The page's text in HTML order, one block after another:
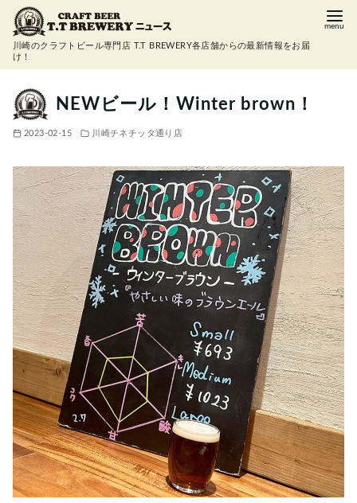
川崎のクラフトビール専門店 T.T BREWERY各店舗からの最新情報をお届
け！
NEWビール！Winter brown！
2023-02-15 川崎チネチッタ通り店